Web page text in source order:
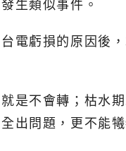
生類似事件。
電虧損的原因後
是不會轉；枯水期
出問題，更不能